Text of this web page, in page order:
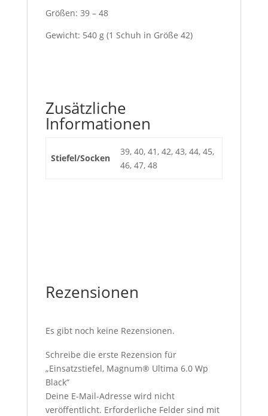
Größen: 39 – 48
Gewicht: 540 g (1 Schuh in Größe 42)
Zusätzliche
Informationen
Stiefel/Socken
39, 40, 41, 42, 43, 44, 45,
46, 47, 48
Rezensionen
Es gibt noch keine Rezensionen.
Schreibe die erste Rezension für
„Einsatzstiefel, Magnum® Ultima 6.0 Wp
Black“
Deine E-Mail-Adresse wird nicht
veröffentlicht. Erforderliche Felder sind mit